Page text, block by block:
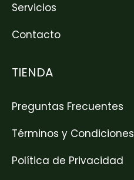
Servicios
Contacto
TIENDA
Preguntas Frecuentes
Términos y Condiciones
Política de Privacidad